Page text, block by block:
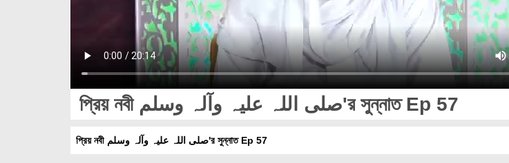
প্রিয় নবী صلی اللہ علیہ وآلہ وسلم'র সুন্নাত Ep 57
প্রিয় নবী صلی اللہ علیہ وآلہ وسلم'র সুন্নাত Ep 57